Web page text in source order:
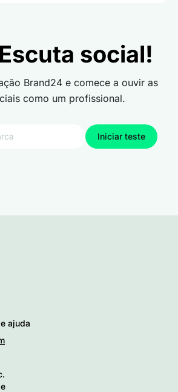
Escuta social!
Brand24 e comece a ouvir as
como um profissional.
Iniciar teste
ajuda